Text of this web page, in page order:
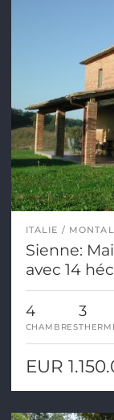
ITALIE
Sienne:
avec 14
4
CHAMBRES
3
EUR